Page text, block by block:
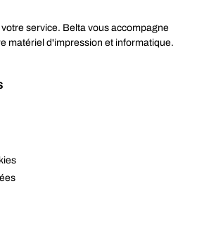
service. Belta vous accompagne
matériel d'impression et informatique.